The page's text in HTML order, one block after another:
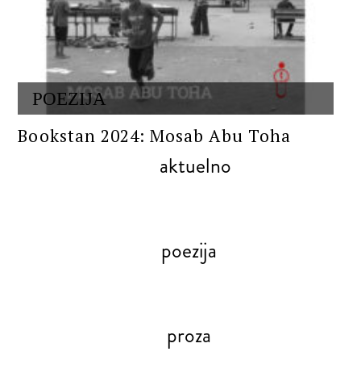
POEZIJA
Bookstan 2024: Mosab Abu Toha
aktuelno
poezija
proza